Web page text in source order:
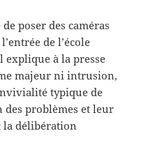
poser des caméras
de l’école
explique à la presse
majeur ni intrusion,
typique de
des problèmes et leur
la délibération